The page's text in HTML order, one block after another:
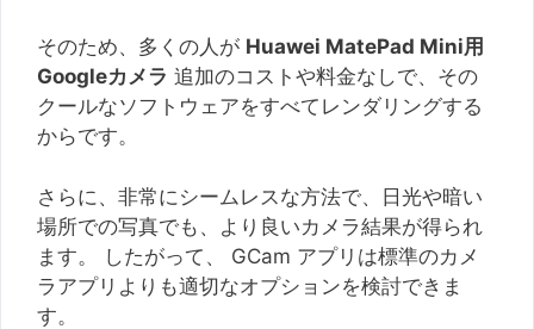
そのため、多くの人が Huawei MatePad Mini用
Googleカメラ 追加のコストや料金なしで、その
クールなソフトウェアをすべてレンダリングする
からです。
さらに、非常にシームレスな方法で、日光や暗い
場所での写真でも、より良いカメラ結果が得られ
ます。 したがって、 GCam アプリは標準のカメ
ラアプリよりも適切なオプションを検討できま
す。